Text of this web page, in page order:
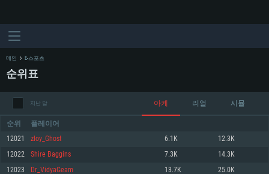
시스템 요구사항
메인 E-스포츠
순위표
지난 달 아케 리얼 시뮬
순위 플레이어
12021 zloy_Ghost 6.1K 12.3K
12022 Shire Baggins 7.3K 14.3K
12023 Dr_VidyaGeam 13.7K 25.0K